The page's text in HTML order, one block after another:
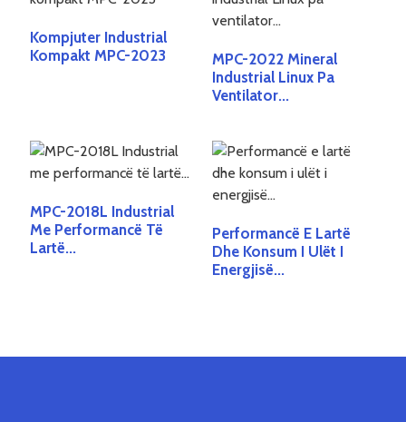
Kompjuter Industrial
Kompakt MPC-2023
MPC-2022 Mineral
Industrial Linux Pa
Ventilator...
MPC-2018L Industrial
Me Performancë Të
Lartë...
Performancë E Lartë
Dhe Konsum I Ulët I
Energjisë...